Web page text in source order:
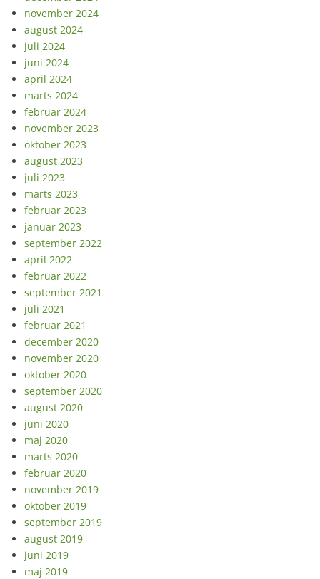
november 2024
august 2024
juli 2024
juni 2024
april 2024
marts 2024
februar 2024
november 2023
oktober 2023
august 2023
juli 2023
marts 2023
februar 2023
januar 2023
september 2022
april 2022
februar 2022
september 2021
juli 2021
februar 2021
december 2020
november 2020
oktober 2020
september 2020
august 2020
juni 2020
maj 2020
marts 2020
februar 2020
november 2019
oktober 2019
september 2019
august 2019
juni 2019
maj 2019